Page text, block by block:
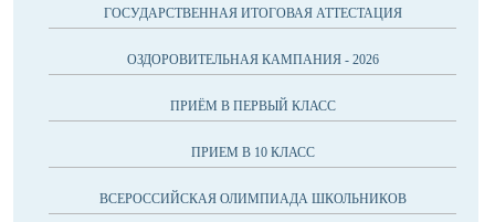
ГОСУДАРСТВЕННАЯ ИТОГОВАЯ АТТЕСТАЦИЯ
ОЗДОРОВИТЕЛЬНАЯ КАМПАНИЯ - 2026
ПРИЁМ В ПЕРВЫЙ КЛАСС
ПРИЕМ В 10 КЛАСС
ВСЕРОССИЙСКАЯ ОЛИМПИАДА ШКОЛЬНИКОВ